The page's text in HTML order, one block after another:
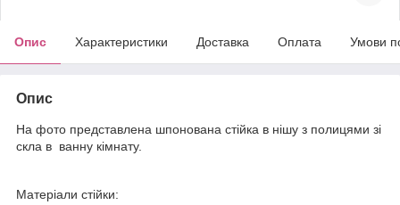
Опис Характеристики Доставка Оплата Умови
Опис
На фото представлена шпонована стійка в нішу з полицями зі
скла в ванну кімнату.
Матеріали стійки: